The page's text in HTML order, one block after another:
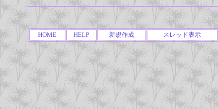
HOME HELP 新規作成 スレッド表示